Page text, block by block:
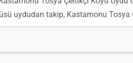
uydudan takip, Kastamonu